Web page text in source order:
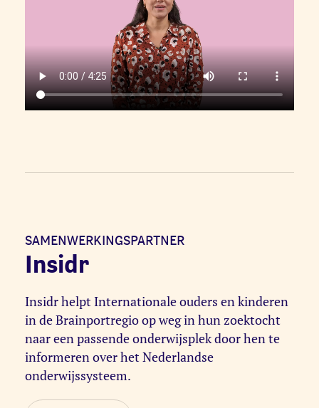
SAMENWERKINGSPARTNER
Insidr
Insidr helpt Internationale ouders en kinderen
in de Brainportregio op weg in hun zoektocht
naar een passende onderwijsplek door hen te
informeren over het Nederlandse
onderwijssysteem.